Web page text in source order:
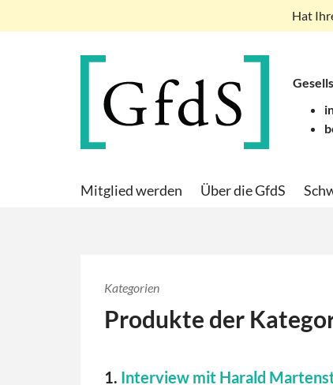
Hat
Mitglied werden Über die GfdS
Kategorien
Produkte der
1. Interview mit Harald